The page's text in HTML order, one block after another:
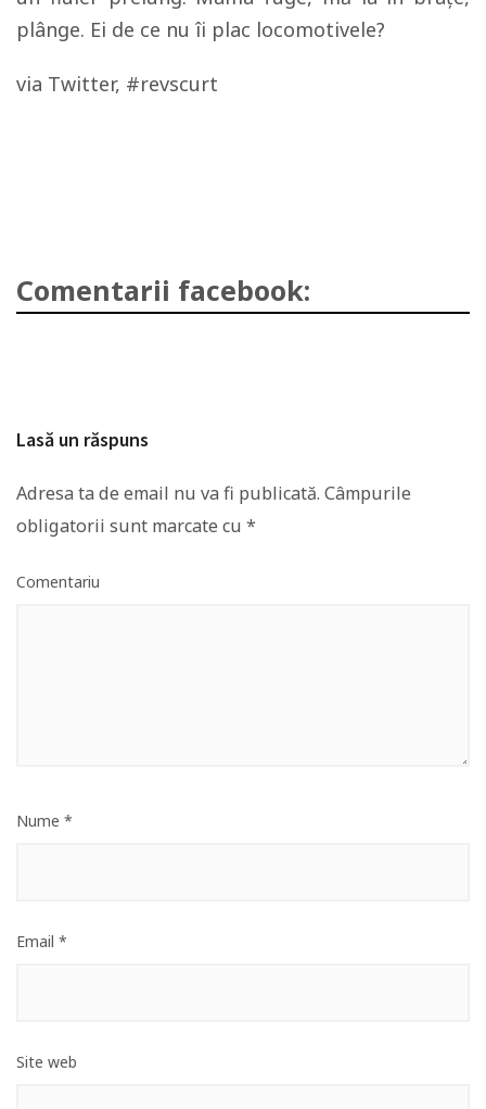
plânge. Ei de ce nu îi plac locomotivele?
via Twitter, #revscurt
Comentarii facebook:
Lasă un răspuns
Adresa ta de email nu va fi publicată. Câmpurile
obligatorii sunt marcate cu *
Comentariu
Nume *
Email *
Site web